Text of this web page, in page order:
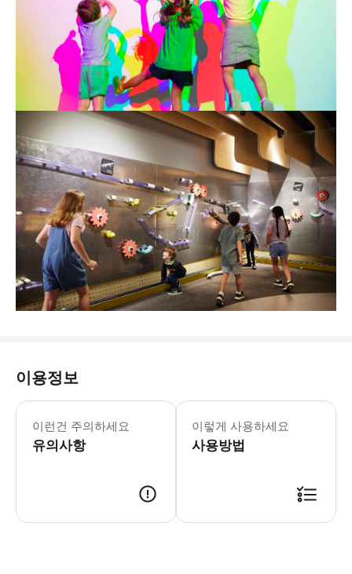
이용정보
이런건 주의하세요
유의사항
* 운영시간 및 휴무일은 변경될 수 있
퀸즐랜드 박물관의 궁극적인 인터랙
이렇게 사용하세요
사용방법